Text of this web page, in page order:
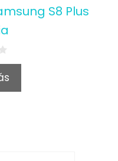
S8 Plus